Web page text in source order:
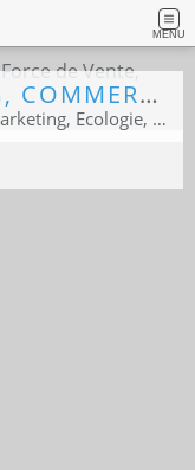
MENU
ECONOMIE, MARKETING, COMMERCE, FORCE DE VENTE, ECOLOGIE
Magazine d’Economie, Commercial, Marketing, Ecologie, Sport business